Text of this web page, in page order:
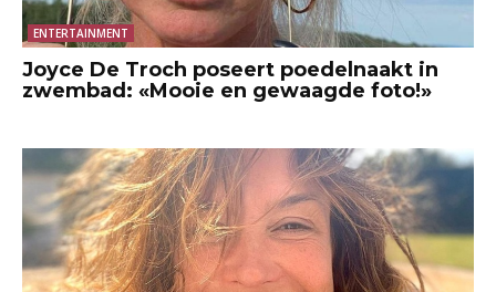
ENTERTAINMENT
Joyce De Troch poseert poedelnaakt in
zwembad: «Mooie en gewaagde foto!»